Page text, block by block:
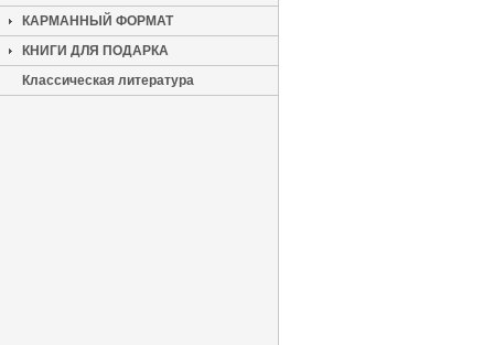
КАРМАННЫЙ ФОРМАТ
КНИГИ ДЛЯ ПОДАРКА
Классическая литература